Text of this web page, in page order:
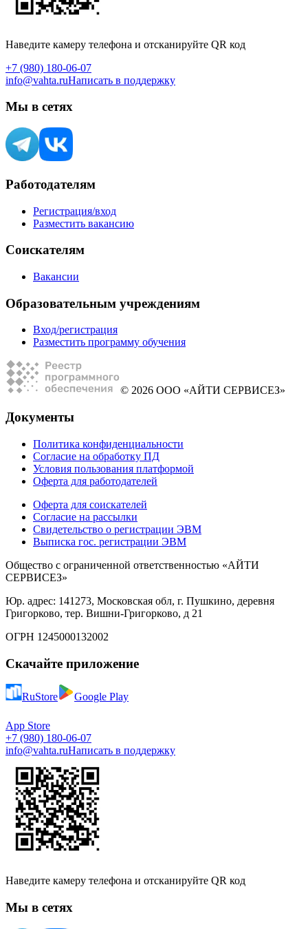
Наведите камеру телефона и отсканируйте QR код
+7 (980) 180-06-07
info@vahta.ruНаписать в поддержку
Мы в сетях
Работодателям
Регистрация/вход
Разместить вакансию
Соискателям
Вакансии
Образовательным учреждениям
Вход/регистрация
Разместить программу обучения
© 2026 ООО «АЙТИ СЕРВИСЕЗ»
Документы
Политика конфиденциальности
Согласие на обработку ПД
Условия пользования платформой
Оферта для работодателей
Оферта для соискателей
Согласие на рассылки
Свидетельство о регистрации ЭВМ
Выписка гос. регистрации ЭВМ
Общество с ограниченной ответственностью «АЙТИ
СЕРВИСЕЗ»
Юр. адрес: 141273, Московская обл, г. Пушкино, деревня
Григорково, тер. Вишни-Григорково, д 21
ОГРН 1245000132002
Скачайте приложение
RuStore Google Play
App Store
+7 (980) 180-06-07
info@vahta.ruНаписать в поддержку
Наведите камеру телефона и отсканируйте QR код
Мы в сетях